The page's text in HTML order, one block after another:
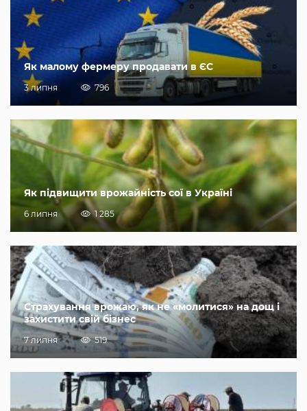
Як малому фермеру продавати в ЄС
3 липня 796
Як підвищити врожайність сої в Україні
6 липня 1 285
Страхування врожаю, як не «молитися» на дощ і
захистити свій бізнес
7 липня 519